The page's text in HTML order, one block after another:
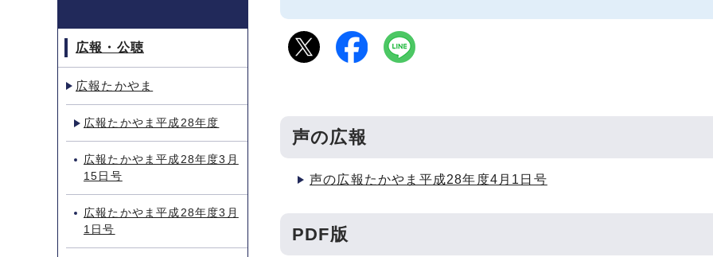
声の広報
声の広報たかやま平成28年度4月1日号
PDF版
広報・公聴
広報たかやま
広報たかやま平成28年度
広報たかやま平成28年度3月
15日号
広報たかやま平成28年度3月
1日号